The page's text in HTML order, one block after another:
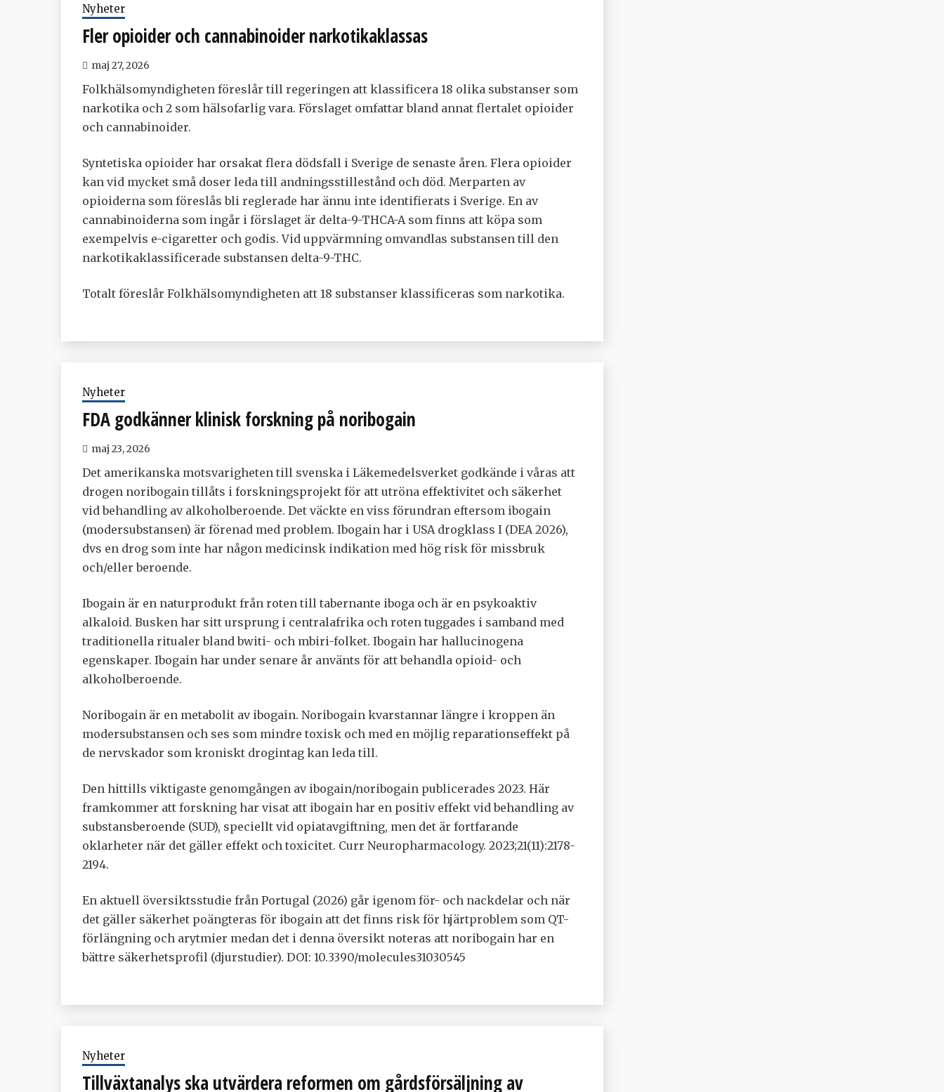
Nyheter
Fler opioider och cannabinoider narkotikaklassas
maj 27, 2026
Folkhälsomyndigheten föreslår till regeringen att klassificera 18 olika substanser som
narkotika och 2 som hälsofarlig vara. Förslaget omfattar bland annat flertalet opioider
och cannabinoider.
Syntetiska opioider har orsakat flera dödsfall i Sverige de senaste åren. Flera opioider
kan vid mycket små doser leda till andningsstillestånd och död. Merparten av
opioiderna som föreslås bli reglerade har ännu inte identifierats i Sverige. En av
cannabinoiderna som ingår i förslaget är delta-9-THCA-A som finns att köpa som
exempelvis e-cigaretter och godis. Vid uppvärmning omvandlas substansen till den
narkotikaklassificerade substansen delta-9-THC.
Totalt föreslår Folkhälsomyndigheten att 18 substanser klassificeras som narkotika.
Nyheter
FDA godkänner klinisk forskning på noribogain
maj 23, 2026
Det amerikanska motsvarigheten till svenska i Läkemedelsverket godkände i våras att
drogen noribogain tillåts i forskningsprojekt för att utröna effektivitet och säkerhet
vid behandling av alkoholberoende. Det väckte en viss förundran eftersom ibogain
(modersubstansen) är förenad med problem. Ibogain har i USA drogklass I (DEA 2026),
dvs en drog som inte har någon medicinsk indikation med hög risk för missbruk
och/eller beroende.
Ibogain är en naturprodukt från roten till tabernante iboga och är en psykoaktiv
alkaloid. Busken har sitt ursprung i centralafrika och roten tuggades i samband med
traditionella ritualer bland bwiti- och mbiri-folket. Ibogain har hallucinogena
egenskaper. Ibogain har under senare år använts för att behandla opioid- och
alkoholberoende.
Noribogain är en metabolit av ibogain. Noribogain kvarstannar längre i kroppen än
modersubstansen och ses som mindre toxisk och med en möjlig reparationseffekt på
de nervskador som kroniskt drogintag kan leda till.
Den hittills viktigaste genomgången av ibogain/noribogain publicerades 2023. Här
framkommer att forskning har visat att ibogain har en positiv effekt vid behandling av
substansberoende (SUD), speciellt vid opiatavgiftning, men det är fortfarande
oklarheter när det gäller effekt och toxicitet. Curr Neuropharmacology. 2023;21(11):2178-
2194.
En aktuell översiktsstudie från Portugal (2026) går igenom för- och nackdelar och när
det gäller säkerhet poängteras för ibogain att det finns risk för hjärtproblem som QT-
förlängning och arytmier medan det i denna översikt noteras att noribogain har en
bättre säkerhetsprofil (djurstudier). DOI: 10.3390/molecules31030545
Nyheter
Tillväxtanalys ska utvärdera reformen om gårdsförsäljning av